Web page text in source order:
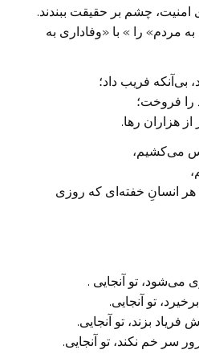
امنیت، چشم بر حقیقت ببندند.
مردم» را » با «وفاداری به
بی‌آنکه فریب داد؛
را فروخت؛
از هزاران رها.
می‌کشیم،
انسانِ خفته‌ای که روزی
می‌شود، تو آنجایی .
تو آنجایی.
بزند، تو آنجایی.
سر خم نکند، تو آنجایی.